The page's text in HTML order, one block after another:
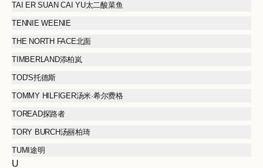
TAI ER SUAN CAI YU太二酸菜鱼
TENNIE WEENIE
THE NORTH FACE北面
TIMBERLAND添柏岚
TOD'S托德斯
TOMMY HILFIGER汤米·希尔费格
TOREAD探路者
TORY BURCH汤丽柏琦
TUMI途明
U